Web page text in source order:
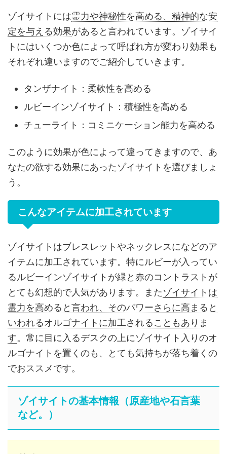
ゾイサイトには霊力や神秘性を高める、精神的な安
定を与える効果があると言われています。ゾイサイ
トにはいくつか色によって呼ばれ方が変わり効果も
それぞれ違いますのでご紹介していきます。
タンザナイト：柔軟性を高める
ルビーインゾイサイト：積極性を高める
チューライト：コミニケーション能力を高める
このように効果が色によって違ってきますので、あ
なたの欲する効果にあったゾイサイトを選びましょ
う。
こんなアイテムに加工されています
ゾイサイトはブレスレットやネックレスになどのア
イテムに加工されています。特にルビーが入ってい
るルビーインゾイサイトが緑と赤のコントラストが
とても幻想的で人気があります。またゾイサイトは
霊力を高めると言われ、そのパワーさらに高まると
いわれるオルゴナイトに加工されることもありま
す。常に目に入るデスクの上にゾイサイト入りのオ
ルゴナイトを置くのも、とても気持ちが落ち着くの
でおススメです。
ゾイサイトの基本情報（原産地や石言葉
など。）